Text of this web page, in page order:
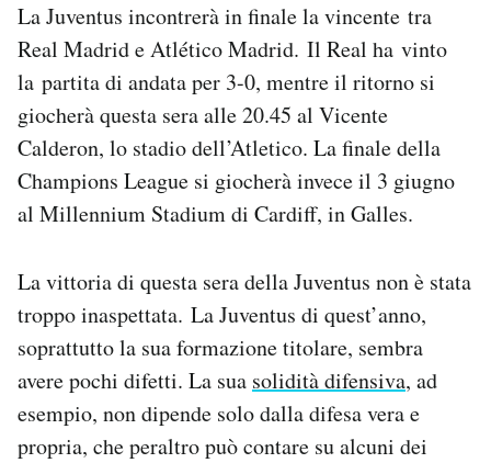
La Juventus incontrerà in finale la vincente tra
Real Madrid e Atlético Madrid. Il Real ha vinto
la partita di andata per 3-0, mentre il ritorno si
giocherà questa sera alle 20.45 al Vicente
Calderon, lo stadio dell’Atletico. La finale della
Champions League si giocherà invece il 3 giugno
al Millennium Stadium di Cardiff, in Galles.
La vittoria di questa sera della Juventus non è stata
troppo inaspettata. La Juventus di quest’anno,
soprattutto la sua formazione titolare, sembra
avere pochi difetti. La sua solidità difensiva, ad
esempio, non dipende solo dalla difesa vera e
propria, che peraltro può contare su alcuni dei